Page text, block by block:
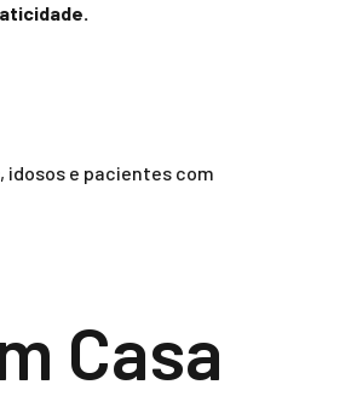
e pacientes com
Casa